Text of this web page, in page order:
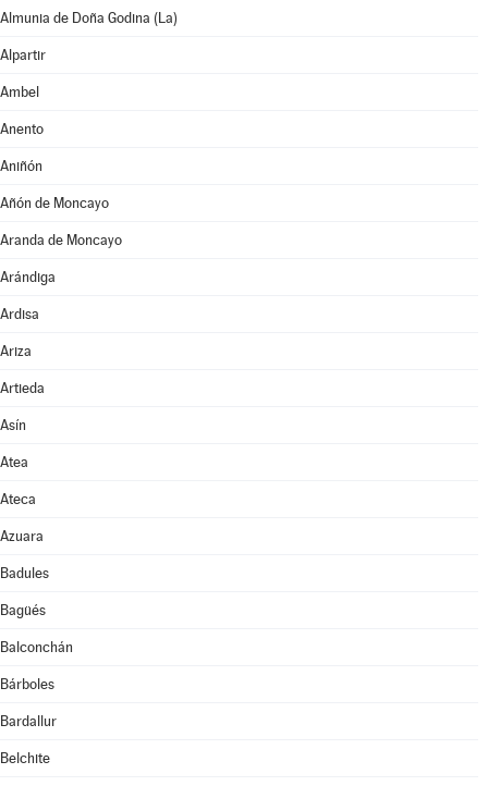
Almunia de Doña Godina (La)
Alpartir
Ambel
Anento
Aniñón
Añón de Moncayo
Aranda de Moncayo
Arándiga
Ardisa
Ariza
Artieda
Asín
Atea
Ateca
Azuara
Badules
Bagüés
Balconchán
Bárboles
Bardallur
Belchite